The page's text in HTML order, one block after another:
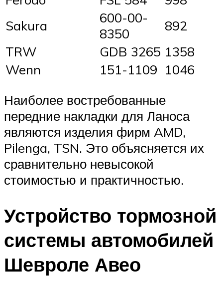
Sakura
600-00-
8350
892
TRW
GDB 3265 1358
Wenn
151-1109 1046
Наиболее востребованные
передние накладки для Ланоса
являются изделия фирм AMD,
Pilenga, TSN. Это объясняется их
сравнительно невысокой
стоимостью и практичностью.
Устройство тормозной
системы автомобилей
Шевроле Авео